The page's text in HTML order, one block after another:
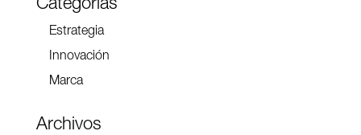
Categorías
Estrategia
Innovación
Marca
Archivos